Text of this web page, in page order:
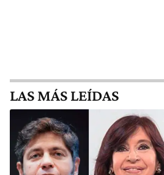
LAS MÁS LEÍDAS